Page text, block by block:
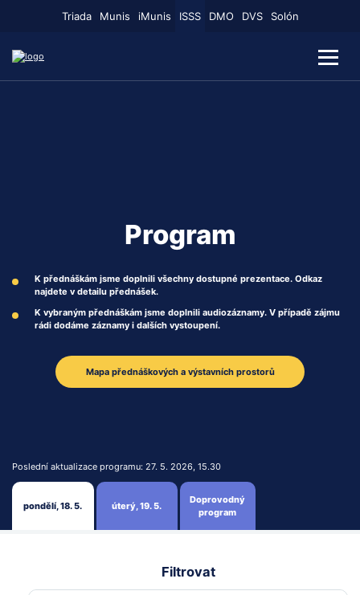
Triada Munis iMunis ISSS DMO DVS Solón
Pro účastníky
Další
Program
K přednáškám jsme doplnili všechny dostupné prezentace. Odkaz
najdete v detailu přednášek.
K vybraným přednáškám jsme doplnili audiozáznamy. V případě zájmu
rádi dodáme záznamy i dalších vystoupení.
Mapa přednáškových a výstavních prostorů
Poslední aktualizace programu: 27. 5. 2026, 15.30
pondělí, 18. 5. úterý, 19. 5.
Doprovodný
program
Filtrovat